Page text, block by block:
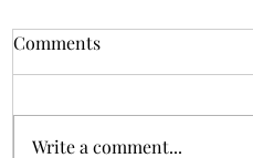
Comments
Write a comment...